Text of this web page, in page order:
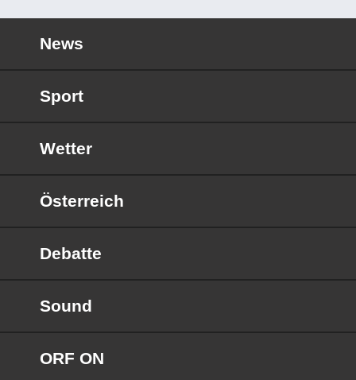
News
Sport
Wetter
Österreich
Debatte
Sound
ORF ON